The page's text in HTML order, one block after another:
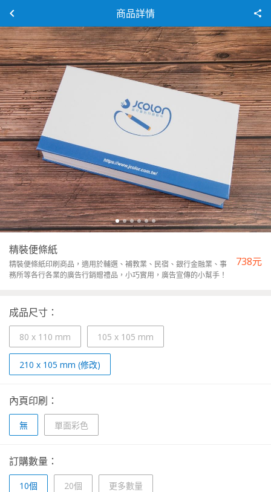
商品詳情
精裝便條紙
精裝便條紙印刷商品，適用於輔選、補教業、民宿、銀行金融業、事
務所等各行各業的廣告行銷贈禮品，小巧實用，廣告宣傳的小幫手！
738元
成品尺寸：
80 x 110 mm 105 x 105 mm
210 x 105 mm (修改)
內頁印刷：
無 單面彩色
訂購數量：
10個 20個 更多數量